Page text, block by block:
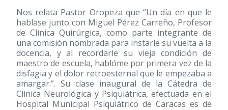
Nos relata Pastor Oropeza que “Un día en que le
hablase junto con Miguel Pérez Carreño, Profesor
de Clínica Quirúrgica, como parte integrante de
una comisión nombrada para instarle su vuelta a la
docencia, y al recordarle su vieja condición de
maestro de escuela, hablóme por primera vez de la
disfagia y el dolor retroesternal que le empezaba a
amargar.”. Su clase inaugural de la Cátedra de
Clínica Neurológica y Psiquiátrica, efectuada en el
Hospital Municipal Psiquiátrico de Caracas es de